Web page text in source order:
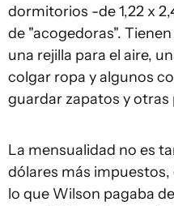
dormitorios -de 1,22 x
de "acogedoras".
una rejilla para el aire,
colgar ropa y algunos
guardar zapatos y otras
La mensualidad no es
dólares más
lo que Wilson pagaba